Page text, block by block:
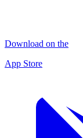
Download on the
App Store